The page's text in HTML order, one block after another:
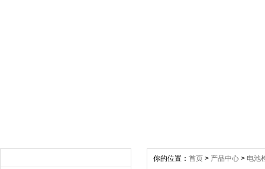
你的位置： 首页 > 产品中心 > 电池